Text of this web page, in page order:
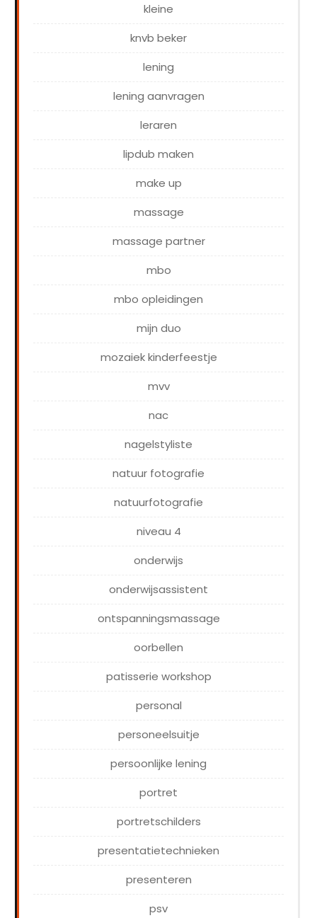
kleine
knvb beker
lening
lening aanvragen
leraren
lipdub maken
make up
massage
massage partner
mbo
mbo opleidingen
mijn duo
mozaiek kinderfeestje
mvv
nac
nagelstyliste
natuur fotografie
natuurfotografie
niveau 4
onderwijs
onderwijsassistent
ontspanningsmassage
oorbellen
patisserie workshop
personal
personeelsuitje
persoonlijke lening
portret
portretschilders
presentatietechnieken
presenteren
psv